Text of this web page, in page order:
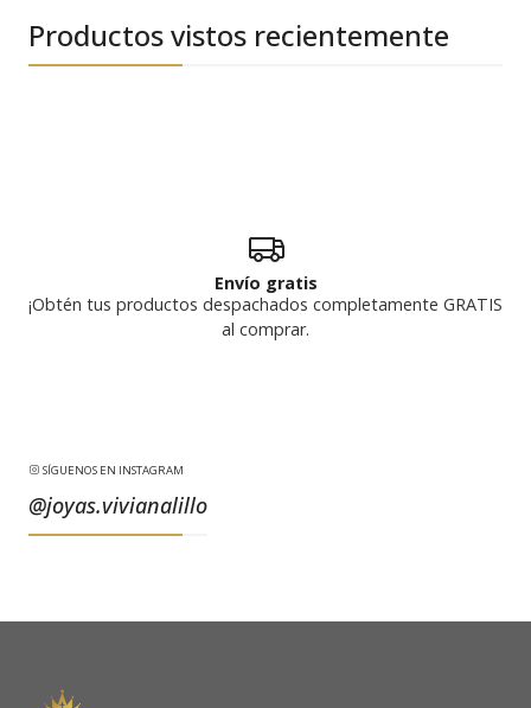
Productos vistos recientemente
Envío gratis
¡Obtén tus productos despachados completamente GRATIS
al comprar.
SÍGUENOS EN INSTAGRAM
@joyas.vivianalillo